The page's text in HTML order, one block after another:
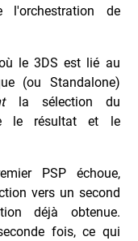
l'orchestration de
le 3DS est lié au
(ou Standalone)
la sélection du
le résultat et le
PSP échoue,
vers un second
déjà obtenue.
fois, ce qui